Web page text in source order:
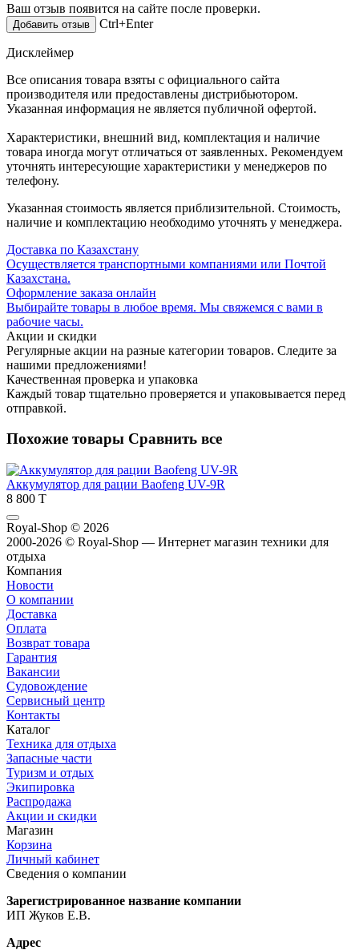
Ваш отзыв появится на сайте после проверки.
Ctrl+Enter
Дисклеймер
Все описания товара взяты с официального сайта
производителя или предоставлены дистрибьютором.
Указанная информация не является публичной офертой.
Характеристики, внешний вид, комплектация и наличие
товара иногда могут отличаться от заявленных. Рекомендуем
уточнять интересующие характеристики у менеджеров по
телефону.
Указанная стоимость является приблизительной. Стоимость,
наличие и комплектацию необходимо уточнять у менеджера.
Доставка по Казахстану
Осуществляется транспортными компаниями или Почтой
Казахстана.
Оформление заказа онлайн
Выбирайте товары в любое время. Мы свяжемся с вами в
рабочие часы.
Акции и скидки
Регулярные акции на разные категории товаров. Следите за
нашими предложениями!
Качественная проверка и упаковка
Каждый товар тщательно проверяется и упаковывается перед
отправкой.
Похожие товары Сравнить все
Аккумулятор для рации Baofeng UV-9R
8 800 T
Royal-Shop © 2026
2000-2026 © Royal-Shop — Интернет магазин техники для
отдыха
Компания
Новости
О компании
Доставка
Оплата
Возврат товара
Гарантия
Вакансии
Судовождение
Сервисный центр
Контакты
Каталог
Техника для отдыха
Запасные части
Туризм и отдых
Экипировка
Распродажа
Акции и скидки
Магазин
Корзина
Личный кабинет
Сведения о компании
Зарегистрированное название компании
ИП Жуков Е.В.
Адрес